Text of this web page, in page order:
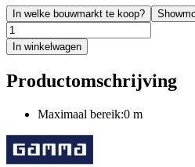
In welke bouwmarkt te koop?
In winkelwagen
Productomschrijving
Maximaal bereik:0 m